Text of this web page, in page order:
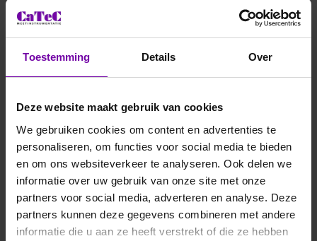
Toestemming Details Over
Deze website maakt gebruik van cookies
We gebruiken cookies om content en advertenties te
personaliseren, om functies voor social media te bieden
en om ons websiteverkeer te analyseren. Ook delen we
informatie over uw gebruik van onze site met onze
partners voor social media, adverteren en analyse. Deze
partners kunnen deze gegevens combineren met andere
informatie die u aan ze heeft verstrekt of die ze hebben